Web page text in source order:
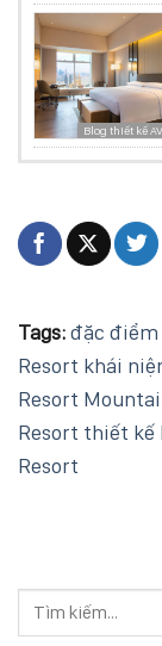
Blog thiết kế
Tags:đặc điểm
Resort khái
Resort
Resort thiết kế
Resort